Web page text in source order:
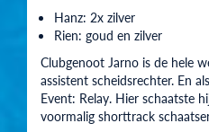
Hanz: 2x zilver
Rien: goud en zilver
Clubgenoot Jarno is de hele
assistent scheidsrechter. En
Event: Relay. Hier schaatste
voormalig shorttrack